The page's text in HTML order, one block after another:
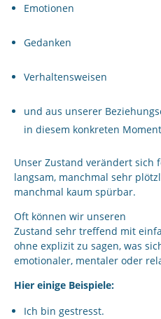
Emotionen
Gedanken
Verhaltensweisen
und aus unserer
in diesem konkreten
Unser Zustand verändert sich
langsam, manchmal sehr
manchmal kaum spürbar.
Oft können wir unseren
Zustand sehr treffend mit
ohne explizit zu sagen, was
emotionaler, mentaler oder
Hier einige Beispiele:
Ich bin gestresst.